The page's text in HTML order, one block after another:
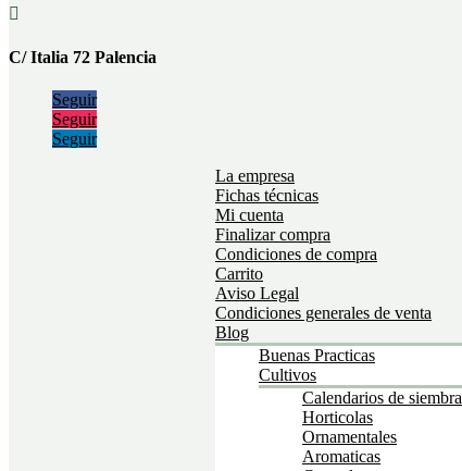

C/ Italia 72 Palencia
Seguir
Seguir
Seguir
La empresa
Fichas técnicas
Mi cuenta
Finalizar compra
Condiciones de compra
Carrito
Aviso Legal
Condiciones generales de venta
Blog
Buenas Practicas
Cultivos
Calendarios de siembra
Horticolas
Ornamentales
Aromaticas